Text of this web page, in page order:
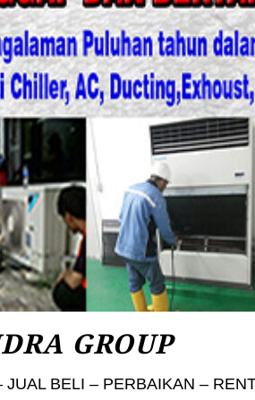
GROUP
BELI – PERBAIKAN –